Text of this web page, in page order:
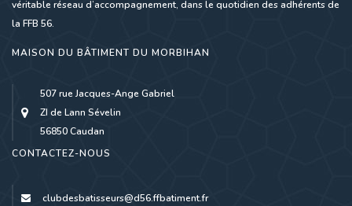
véritable réseau d’accompagnement, dans le quotidien des adhérents de
la FFB 56.
MAISON DU BÂTIMENT DU MORBIHAN
507 rue Jacques-Ange Gabriel
ZI de Lann Sévelin
56850 Caudan
CONTACTEZ-NOUS
clubdesbatisseurs@d56.ffbatiment.fr